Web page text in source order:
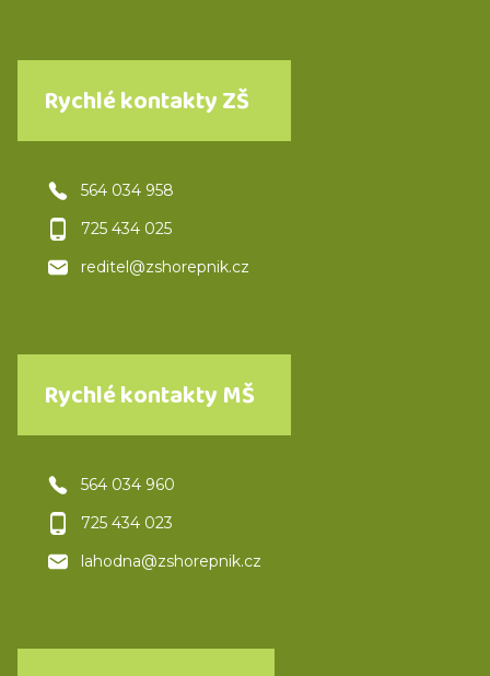
Rychlé kontakty ZŠ
564 034 958
725 434 025
reditel@zshorepnik.cz
Rychlé kontakty MŠ
564 034 960
725 434 023
lahodna@zshorepnik.cz